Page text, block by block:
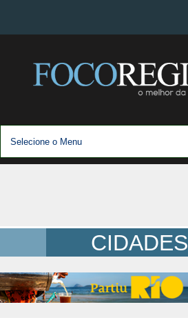
CIDADES